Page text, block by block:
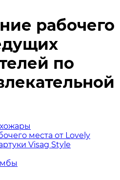
рабочего
по
места от Lovely
Visag Style